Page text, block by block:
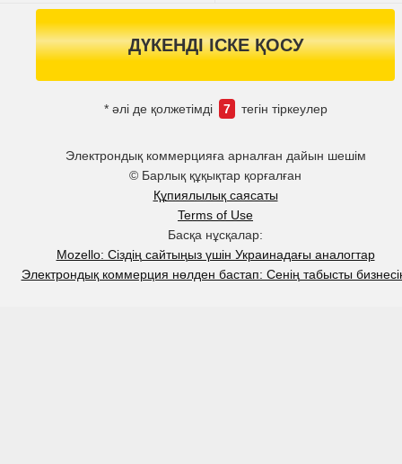
ДҮКЕНДІ ІСКЕ ҚОСУ
* әлі де қолжетімді 7 тегін тіркеулер
Электрондық коммерцияға арналған дайын шешім
© Барлық құқықтар қорғалған
Құпиялылық саясаты
Terms of Use
Басқа нұсқалар:
Mozello: Сіздің сайтыңыз үшін Украинадағы аналогтар
Электрондық коммерция нөлден бастап: Сенің табысты